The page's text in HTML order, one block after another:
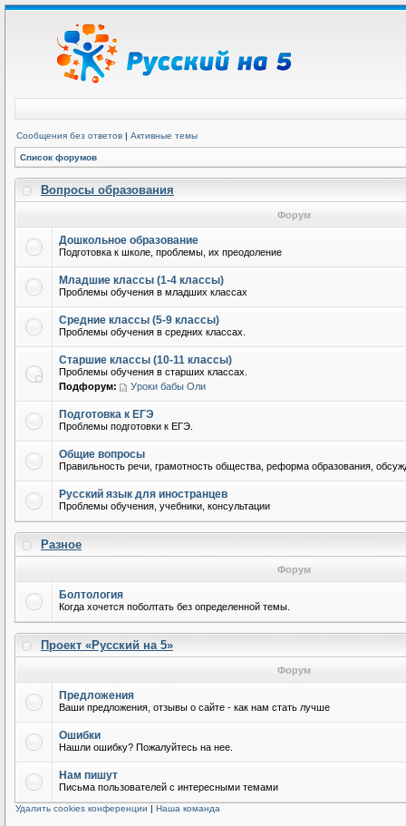
Сообщения без ответов | Активные темы
Список форумов
Вопросы образования
Форум
Дошкольное образование
Подготовка к школе, проблемы, их преодоление
Младшие классы (1-4 классы)
Проблемы обучения в младших классах
Средние классы (5-9 классы)
Проблемы обучения в средних классах.
Старшие классы (10-11 классы)
Проблемы обучения в старших классах.
Подфорум:
Уроки бабы Оли
Подготовка к ЕГЭ
Проблемы подготовки к ЕГЭ.
Общие вопросы
Правильность речи, грамотность общества, реформа образования,
Русский язык для иностранцев
Проблемы обучения, учебники, консультации
Разное
Форум
Болтология
Когда хочется поболтать без определенной темы.
Проект «Русский на 5»
Форум
Предложения
Ваши предложения, отзывы о сайте - как нам стать лучше
Ошибки
Нашли ошибку? Пожалуйтесь на нее.
Нам пишут
Письма пользователей с интересными темами
Удалить cookies конференции | Наша команда